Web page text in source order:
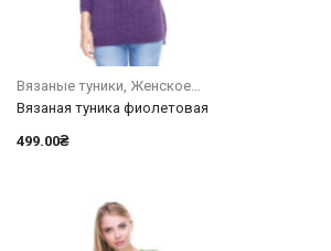
Вязаные туники Женское
Вязаная туника фиолетовая
499.00₴